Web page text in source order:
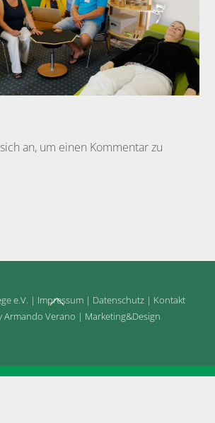
an, um einen Kommentar zu
Back
To
e.V. | Impressum | Datenschutz | Kontakt
Armando Verano | Marketing&Design